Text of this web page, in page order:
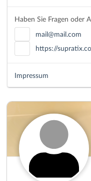
Haben Sie Fragen oder
mail@mail.com
https://
Impressum